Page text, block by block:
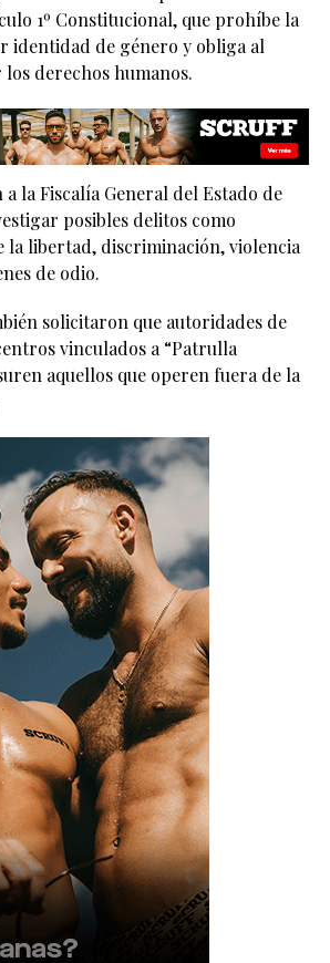
1º Constitucional, que prohíbe la
identidad de género y obliga al
derechos humanos.
a la Fiscalía General del Estado de
posibles delitos como
la libertad, discriminación, violencia
de odio.
solicitaron que autoridades de
vinculados a “Patrulla
aquellos que operen fuera de la